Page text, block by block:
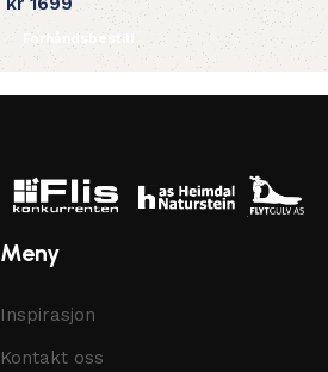
Forhåndsbestill
Meny
Inspirasjon
Kontakt oss